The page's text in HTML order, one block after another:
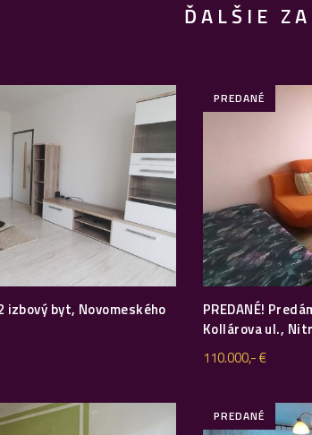
ĎALŠIE
izbový byt, Novomeského
PREDANÉ
PREDANÉ!
Kollárova ul.,
110.000,- €
PREDANÉ